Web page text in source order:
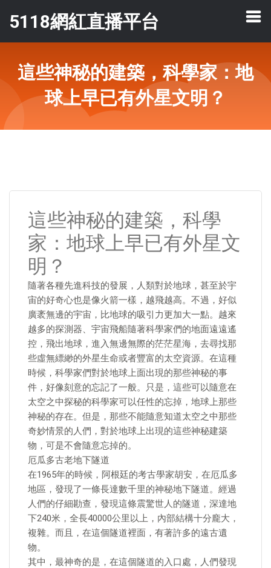
5118網紅直播平台
這些神秘的建築，科學家：地
球上早已有外星文明？
這些神秘的建築，科學
家：地球上早已有外星文
明？
隨著各種先進科技的發展，人類對於地球，甚至於宇
宙的好奇心也是像火箭一樣，越飛越高。不過，好似
廣袤無邊的宇宙，比地球的吸引力更加大一點。越來
越多的探測器、宇宙飛船隨著科學家們的地面遠遠遙
控，飛出地球，進入無邊無際的茫茫星海，去尋找那
些虛無縹緲的外星生命或者豐富的太空資源。在這種
時候，科學家們對於地球上面出現的那些神秘的事
件，好像刻意的忘記了一般。只是，這些可以隨意在
太空之中探秘的科學家可以任性的忘掉，地球上那些
神秘的存在。但是，那些不能隨意知道太空之中那些
奇妙情景的人們，對於地球上出現的這些神秘建築
物，可是不會隨意忘掉的。
厄瓜多古老地下隧道
在1965年的時候，阿根廷的考古學家胡安，在厄瓜多
地區，發現了一條長達數千里的神秘地下隧道。經過
人們的仔細勘查，發現這條震驚世人的隧道，深達地
下240米，全長40000公里以上，內部結構十分龐大，
複雜。而且，在這個隧道裡面，有著許多的遠古遺
物。
其中，最神奇的是，在這個隧道的入口處，人們發現